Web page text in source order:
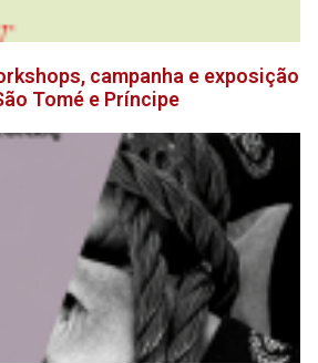
campanha e exposição
Tomé e Príncipe